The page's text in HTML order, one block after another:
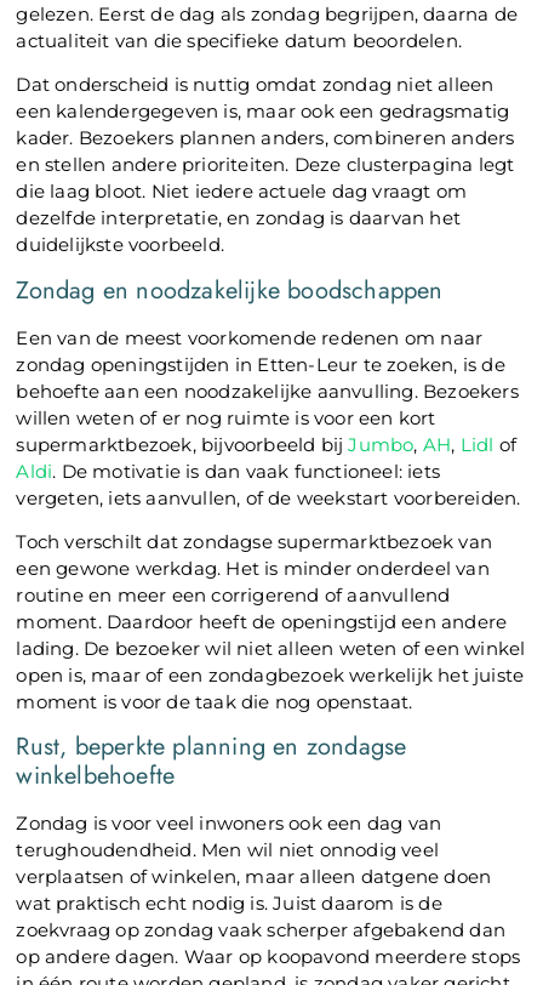
gelezen. Eerst de dag als zondag begrijpen, daarna de
actualiteit van die specifieke datum beoordelen.
Dat onderscheid is nuttig omdat zondag niet alleen
een kalendergegeven is, maar ook een gedragsmatig
kader. Bezoekers plannen anders, combineren anders
en stellen andere prioriteiten. Deze clusterpagina legt
die laag bloot. Niet iedere actuele dag vraagt om
dezelfde interpretatie, en zondag is daarvan het
duidelijkste voorbeeld.
Zondag en noodzakelijke boodschappen
Een van de meest voorkomende redenen om naar
zondag openingstijden in Etten-Leur te zoeken, is de
behoefte aan een noodzakelijke aanvulling. Bezoekers
willen weten of er nog ruimte is voor een kort
supermarktbezoek, bijvoorbeeld bijJumbo, AH, Lidl of
Aldi. De motivatie is dan vaak functioneel: iets
vergeten, iets aanvullen, of de weekstart voorbereiden.
Toch verschilt dat zondagse supermarktbezoek van
een gewone werkdag. Het is minder onderdeel van
routine en meer een corrigerend of aanvullend
moment. Daardoor heeft de openingstijd een andere
lading. De bezoeker wil niet alleen weten of een winkel
open is, maar of een zondagbezoek werkelijk het juiste
moment is voor de taak die nog openstaat.
Rust, beperkte planning en zondagse
winkelbehoefte
Zondag is voor veel inwoners ook een dag van
terughoudendheid. Men wil niet onnodig veel
verplaatsen of winkelen, maar alleen datgene doen
wat praktisch echt nodig is. Juist daarom is de
zoekvraag op zondag vaak scherper afgebakend dan
op andere dagen. Waar op koopavond meerdere stops